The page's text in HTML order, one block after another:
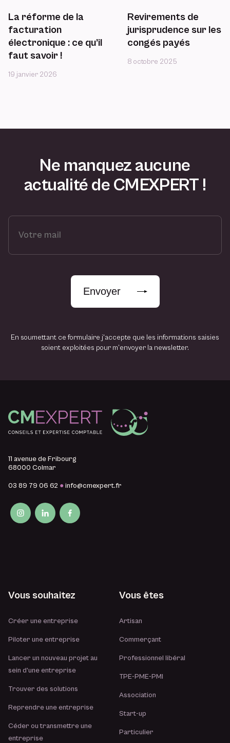
La réforme de la
facturation
électronique : ce qu’il
faut savoir !
19 janvier 2026
Revirements de
jurisprudence sur les
congés payés
8 octobre 2025
Ne manquez aucune
actualité de CMEXPERT !
V
Envoyer
En soumettant ce formulaire j'accepte que les informations saisies
soient exploitées pour m’envoyer la newsletter.
11 avenue de Fribourg
68000 Colmar
03 89 79 06 62 ●info@cmexpert.fr
Vous souhaitez
Créer une entreprise
Piloter une entreprise
Lancer un nouveau projet au
sein d’une entreprise
Trouver des solutions
Reprendre une entreprise
Céder ou transmettre une
entreprise
Vous êtes
Artisan
Commerçant
Professionnel libéral
TPE-PME-PMI
Association
Start-up
Particulier